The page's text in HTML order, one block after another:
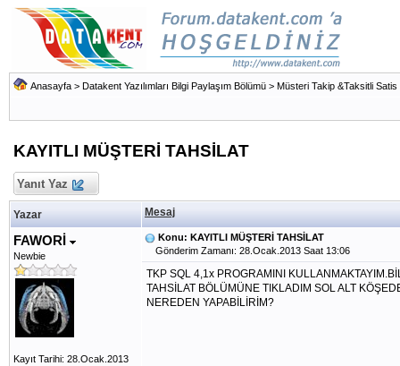
Anasayfa > Datakent Yazılımları Bilgi Paylaşım Bölümü > Müsteri Takip &Taksitli Satis
KAYITLI MÜŞTERİ TAHSİLAT
Yanıt Yaz
Yazar Mesaj
FAWORİ
Newbie
Kayıt Tarihi: 28.Ocak.2013
Konu: KAYITLI MÜŞTERİ TAHSİLAT
Gönderim Zamanı: 28.Ocak.2013 Saat 13:06
TKP SQL 4,1x PROGRAMINI
TAHSİLAT BÖLÜMÜNE TIKLADIM SOL ALT
NEREDEN YAPABİLİRİM?